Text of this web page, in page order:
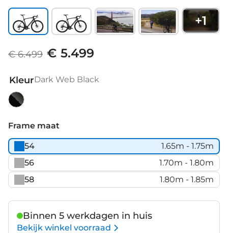
+1
€ 6.499 € 5.499
KleurDark Web Black
Web
Black
Frame maat
54
1.65m - 1.75m
56
1.70m - 1.80m
58
1.80m - 1.85m
Binnen 5 werkdagen in huis
Bekijk winkel voorraad